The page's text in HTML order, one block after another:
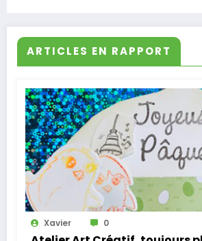
ARTICLES EN RAPPORT
Xavier 0